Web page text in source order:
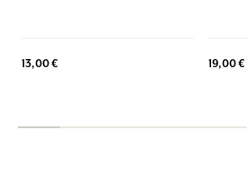
13,00 € 19,00 €